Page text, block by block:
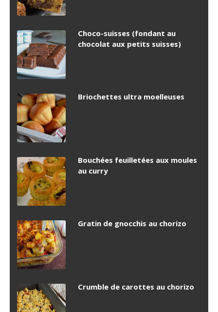
Choco-suisses (fondant au
chocolat aux petits suisses)
Briochettes ultra moelleuses
Bouchées feuilletées aux moules
au curry
Gratin de gnocchis au chorizo
Crumble de carottes au chorizo